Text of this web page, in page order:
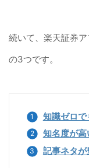
続いて、楽天証券
の3つです。
知識ゼロ
知名度が高
記事ネタが